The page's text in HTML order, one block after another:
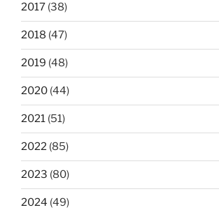
2017 (38)
2018 (47)
2019 (48)
2020 (44)
2021 (51)
2022 (85)
2023 (80)
2024 (49)